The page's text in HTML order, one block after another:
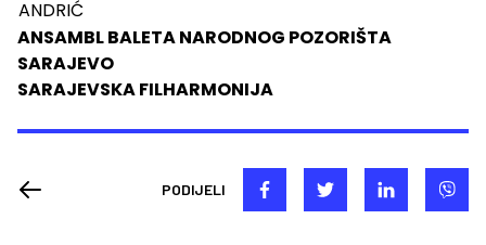
ANDRIĆ
ANSAMBL BALETA NARODNOG POZORIŠTA
SARAJEVO
SARAJEVSKA FILHARMONIJA
PODIJELI